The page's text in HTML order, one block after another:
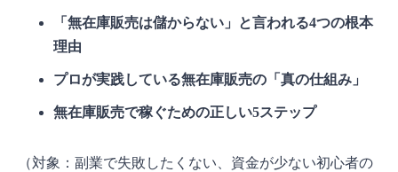
「無在庫販売は儲からない」と言われる4つの根本
理由
プロが実践している無在庫販売の「真の仕組み」
無在庫販売で稼ぐための正しい5ステップ
（対象：副業で失敗したくない、資金が少ない初心者の